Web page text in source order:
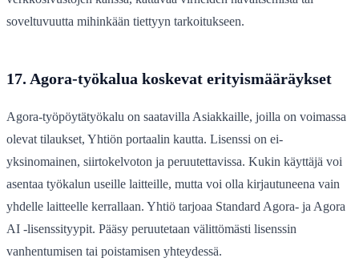
soveltuvuutta mihinkään tiettyyn tarkoitukseen.
17. Agora-työkalua koskevat erityismääräykset
Agora-työpöytätyökalu on saatavilla Asiakkaille, joilla on voimassa
olevat tilaukset, Yhtiön portaalin kautta. Lisenssi on ei-
yksinomainen, siirtokelvoton ja peruutettavissa. Kukin käyttäjä voi
asentaa työkalun useille laitteille, mutta voi olla kirjautuneena vain
yhdelle laitteelle kerrallaan. Yhtiö tarjoaa Standard Agora- ja Agora
AI -lisenssityypit. Pääsy peruutetaan välittömästi lisenssin
vanhentumisen tai poistamisen yhteydessä.